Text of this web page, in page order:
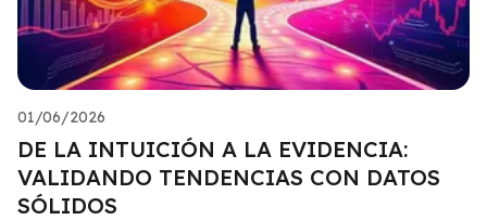
01/06/2026
DE LA INTUICIÓN A LA EVIDENCIA:
VALIDANDO TENDENCIAS CON DATOS
SÓLIDOS